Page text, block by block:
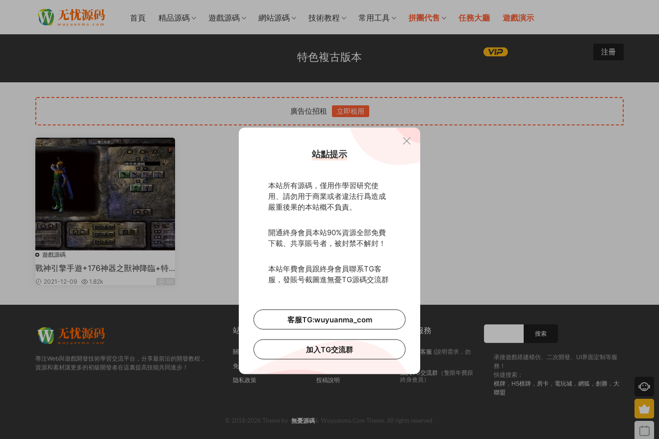
首頁 精品源碼 遊戲源碼 網站源碼 技術教程 常用工具 拼團代售 任務大廳 遊戲演示
注冊
特色複古版本
廣告位招租 立即租用
遊戲源碼
戰神引擎手遊+176神器之獸神降臨+特
色複古版本+安卓蘋果雙端+架設教程
2021-12-09 1.82k 50
專注Web與遊戲開發技術學習交流平台，分享最前沿的開發教程，
資源和素材讓更多的初級開發者在這裏提高技能共同進步！
站點簡介
關于我們
免責申明
隐私政策
站點導航
會員介紹
投稿說明
站點服務
聯系TG客服 (說明需求，勿
問在否)
加入TG交流群 （隻限年費跟
終身會員）
承接遊戲搭建模仿、二次開發、UI界面定制等服
務！
快捷搜索：
棋牌， H5棋牌， 房卡， 電玩城， 網狐 ， 創勝 ， 大
聯盟
© 2018-2026 Theme by -無憂源碼& Wuyuanma.Com Theme. All rights reserved
站點提示
本站所有源碼，僅用作學習研究使
用、請勿用于商業或者違法行爲造成
嚴重後果的本站概不負責。
開通終身會員本站90%資源全部免費
下載、共享賬号者，被封禁不解封！
本站年費會員跟終身會員聯系TG客
服，發賬号截圖進無憂TG源碼交流群
客服TG:wuyuanma_com
加入TG交流群